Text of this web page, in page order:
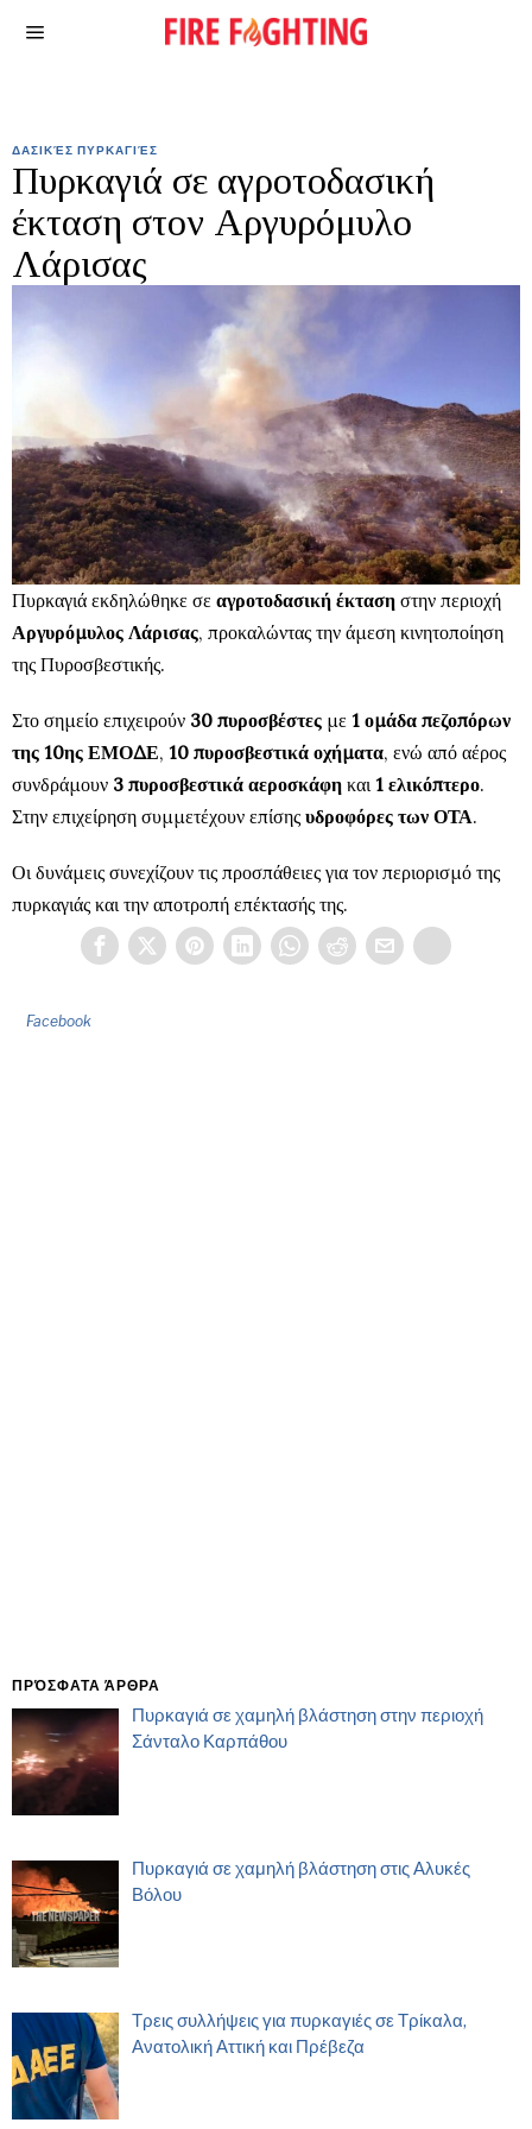
ΔΑΣΙΚΈΣ ΠΥΡΚΑΓΙΈΣ
Πυρκαγιά σε αγροτοδασική
έκταση στον Αργυρόμυλο
Λάρισας
Πυρκαγιά εκδηλώθηκε σε αγροτοδασική έκταση στην περιοχή
Αργυρόμυλος Λάρισας, προκαλώντας την άμεση κινητοποίηση
της Πυροσβεστικής.
Στο σημείο επιχειρούν 30 πυροσβέστες με 1 ομάδα πεζοπόρων
της 10ης ΕΜΟΔΕ, 10 πυροσβεστικά οχήματα, ενώ από αέρος
συνδράμουν 3 πυροσβεστικά αεροσκάφη και1 ελικόπτερο.
Στην επιχείρηση συμμετέχουν επίσης υδροφόρες των ΟΤΑ.
Οι δυνάμεις συνεχίζουν τις προσπάθειες για τον περιορισμό της
πυρκαγιάς και την αποτροπή επέκτασής της.
Facebook
ΠΡΌΣΦΑΤΑ ΆΡΘΡΑ
Πυρκαγιά σε χαμηλή βλάστηση στην περιοχή
Σάνταλο Καρπάθου
Πυρκαγιά σε χαμηλή βλάστηση στις Αλυκές
Βόλου
Τρεις συλλήψεις για πυρκαγιές σε Τρίκαλα,
Ανατολική Αττική και Πρέβεζα